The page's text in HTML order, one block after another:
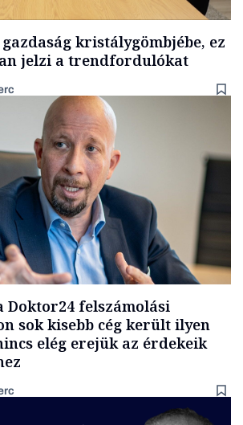
kristálygömbjébe, ez
jelzi a trendfordulókat
Doktor24 felszámolási
sok kisebb cég került ilyen
elég erejük az érdekeik